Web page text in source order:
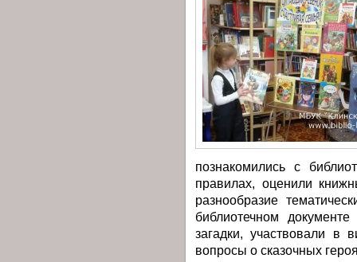
познакомились с
правилах, оценили
разнообразие
библиотечном
загадки, участвовали в
вопросы о сказочных